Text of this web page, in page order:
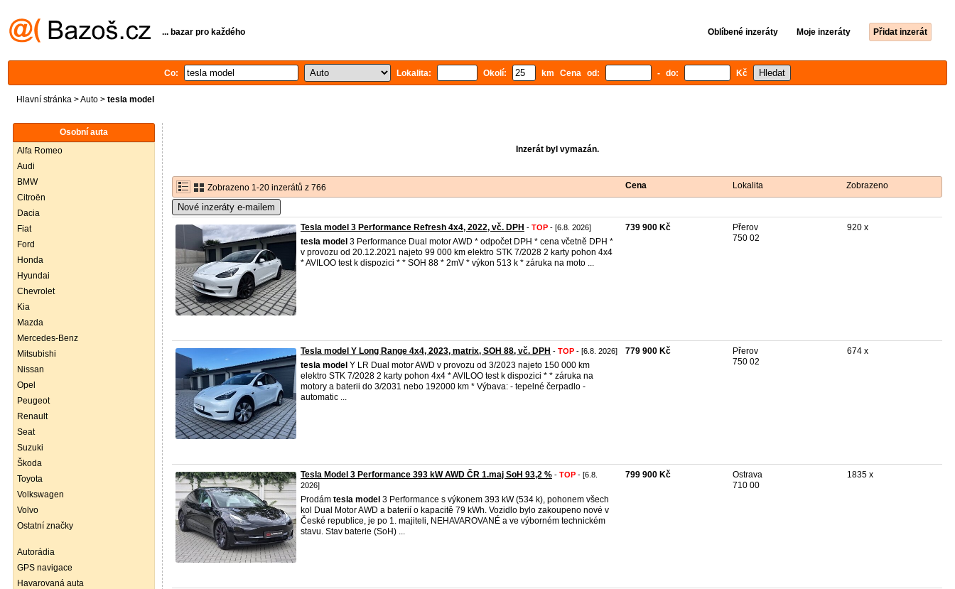
... bazar pro každého Oblíbené inzeráty Moje inzeráty Přidat inzerát
Co: Lokalita: Okolí: km Cena od: - do: Kč
Hlavní stránka >Auto > tesla model
Osobní auta
Alfa Romeo
Audi
BMW
Citroën
Dacia
Fiat
Ford
Honda
Hyundai
Chevrolet
Kia
Mazda
Mercedes-Benz
Mitsubishi
Nissan
Opel
Peugeot
Renault
Seat
Suzuki
Škoda
Toyota
Volkswagen
Volvo
Ostatní značky
Autorádia
GPS navigace
Havarovaná auta
Inzerát byl vymazán.
Zobrazeno 1-20 inzerátů z 766 Cena Lokalita Zobrazeno
Nové inzeráty e-mailem
Tesla model 3 Performance Refresh 4x4, 2022, vč. DPH - TOP - [6.8. 2026]
tesla model 3 Performance Dual motor AWD * odpočet DPH * cena včetně DPH *
v provozu od 20.12.2021 najeto 99 000 km elektro STK 7/2028 2 karty pohon 4x4
* AVILOO test k dispozici * * SOH 88 * 2mV * výkon 513 k * záruka na moto ...
739 900 Kč
Přerov
750 02
920 x
Tesla model Y Long Range 4x4, 2023, matrix, SOH 88, vč. DPH - TOP - [6.8. 2026]
tesla model Y LR Dual motor AWD v provozu od 3/2023 najeto 150 000 km
elektro STK 7/2028 2 karty pohon 4x4 * AVILOO test k dispozici * * záruka na
motory a baterii do 3/2031 nebo 192000 km * Výbava: - tepelné čerpadlo -
automatic ...
779 900 Kč
Přerov
750 02
674 x
Tesla Model 3 Performance 393 kW AWD ČR 1.maj SoH 93,2 % - TOP - [6.8.
2026]
Prodám tesla model 3 Performance s výkonem 393 kW (534 k), pohonem všech
kol Dual Motor AWD a baterií o kapacitě 79 kWh. Vozidlo bylo zakoupeno nové v
České republice, je po 1. majiteli, NEHAVAROVANÉ a ve výborném technickém
stavu. Stav baterie (SoH) ...
799 900 Kč
Ostrava
710 00
1835 x